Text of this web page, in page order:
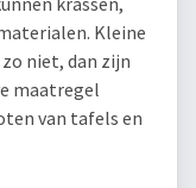
Kleine
niet, dan zijn
maatregel
van tafels en